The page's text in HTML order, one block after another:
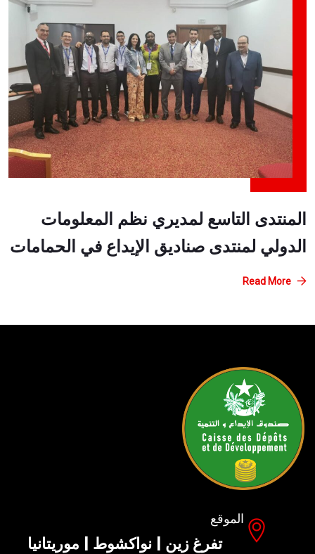
المنتدى التاسع لمديري نظم المعلومات
الدولي لمنتدى صناديق الإيداع في الحمامات
Read More
الموقع
تفرغ زين | نواكشوط | موريتانيا